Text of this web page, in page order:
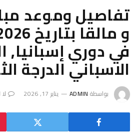
تفاصيل وموعد
في دوري إسبانيا,
الاسباني الدرجة
بواسطة ADMIN يناير 17, 2026